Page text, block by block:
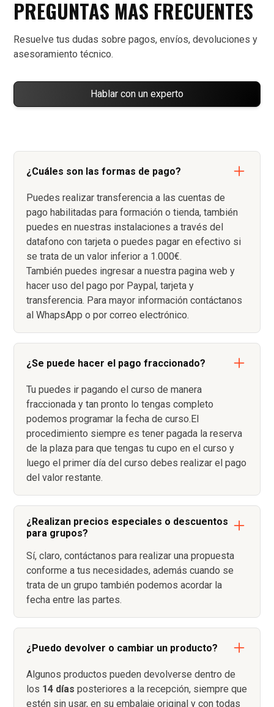
PREGUNTAS MAS FRECUENTES
Resuelve tus dudas sobre pagos, envíos, devoluciones y
asesoramiento técnico.
Hablar con un experto
¿Cuáles son las formas de pago?
Puedes realizar transferencia a las cuentas de
pago habilitadas para formación o tienda, también
puedes en nuestras instalaciones a través del
datafono con tarjeta o puedes pagar en efectivo si
se trata de un valor inferior a 1.000€.
También puedes ingresar a nuestra pagina web y
hacer uso del pago por Paypal, tarjeta y
transferencia. Para mayor información contáctanos
al WhapsApp o por correo electrónico.
¿Se puede hacer el pago fraccionado?
Tu puedes ir pagando el curso de manera
fraccionada y tan pronto lo tengas completo
podemos programar la fecha de curso.El
procedimiento siempre es tener pagada la reserva
de la plaza para que tengas tu cupo en el curso y
luego el primer día del curso debes realizar el pago
del valor restante.
¿Realizan precios especiales o descuentos
para grupos?
Sí, claro, contáctanos para realizar una propuesta
conforme a tus necesidades, además cuando se
trata de un grupo también podemos acordar la
fecha entre las partes.
¿Puedo devolver o cambiar un producto?
Algunos productos pueden devolverse dentro de
los 14 días posteriores a la recepción, siempre que
estén sin usar, en su embalaje original y con todas